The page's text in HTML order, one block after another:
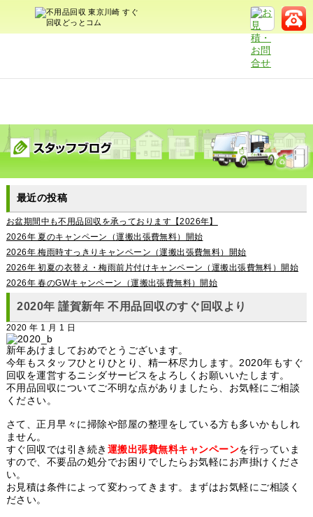
最近の投稿
お盆期間中も不用品回収を承っております【2026年】
2026年 夏のキャンペーン（運搬出張費無料）開始
2026年 梅雨時すっきりキャンペーン（運搬出張費無料）開始
2026年 初夏の衣替え・梅雨前片付けキャンペーン（運搬出張費無料）開始
2026年 春のGWキャンペーン（運搬出張費無料）開始
2020年 謹賀新年 不用品回収のすぐ回収より
2020 年 1 月 1 日
新年あけましておめでとうございます。
今年もスタッフひとりひとり、精一杯尽力します。2020年もすぐ
回収を運営するニシダサービスをよろしくお願いいたします。
不用品回収についてご不明な点がありましたら、お気軽にご相談
ください。
さて、正月早々に掃除や部屋の整理をしている方も多いかもしれ
ません。
すぐ回収では引き続き 運搬出張費無料キャンペーンを行っていま
すので、不要品の処分でお困りでしたらお気軽にお声掛けくださ
い。
お見積は条件によって変わってきます。まずはお気軽にご相談く
ださい。